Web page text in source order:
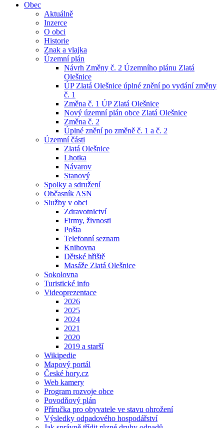
Obec
Aktuálně
Inzerce
O obci
Historie
Znak a vlajka
Územní plán
Návrh Změny č. 2 Územního plánu Zlatá
Olešnice
ÚP Zlatá Olešnice úplné znění po vydání změny
č. 1
Změna č. 1 ÚP Zlatá Olešnice
Nový územní plán obce Zlatá Olešnice
Změna č. 2
Úplné znění po změně č. 1 a č. 2
Územní části
Zlatá Olešnice
Lhotka
Návarov
Stanový
Spolky a sdružení
Občasník ASN
Služby v obci
Zdravotnictví
Firmy, živnosti
Pošta
Telefonní seznam
Knihovna
Dětské hřiště
Masáže Zlatá Olešnice
Sokolovna
Turistické info
Videoprezentace
2026
2025
2024
2021
2020
2019 a starší
Wikipedie
Mapový portál
České hory.cz
Web kamery
Program rozvoje obce
Povodňový plán
Příručka pro obyvatele ve stavu ohrožení
Výsledky odpadového hospodářství